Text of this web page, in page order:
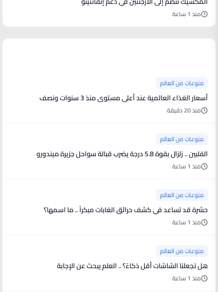
منذ 1 ساعة
منوعات من العالم
أسعار الغذاء العالمية عند أعلى مستوى منذ 3 سنوات ونصف
منذ 20 دقيقة
منوعات من العالم
الفلبين .. زلزال بقوة 5.8 درجة يضرب قبالة سواحل جزيرة ميندورو
منذ 1 ساعة
منوعات من العالم
حشرة قد تساعد في كشف حرائق الغابات مبكراً .. ما اسمها؟
منذ 1 ساعة
منوعات من العالم
هل تجعلنا الشاشات أقل ذكاءً؟ .. العلم يبحث عن الإجابة
منذ 1 ساعة